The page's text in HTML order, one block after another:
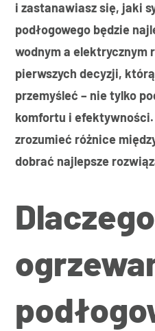
i zastanawiasz się, jaki
podłogowego będzie
wodnym a elektrycznym
pierwszych decyzji,
przemyśleć – nie tylko
komfortu i efektywności.
zrozumieć różnice
dobrać najlepsze
Dlaczego